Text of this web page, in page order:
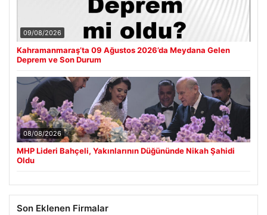
09/08/2026
Kahramanmaraş’ta 09 Ağustos 2026’da Meydana Gelen
Deprem ve Son Durum
08/08/2026
MHP Lideri Bahçeli, Yakınlarının Düğününde Nikah Şahidi
Oldu
Son Eklenen Firmalar